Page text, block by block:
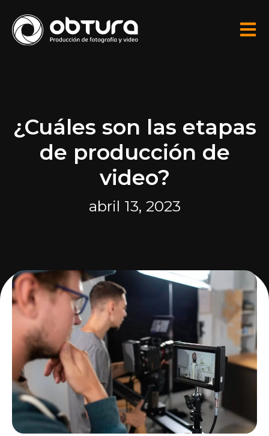
¿Cuáles son las etapas
de producción de
video?
abril 13, 2023